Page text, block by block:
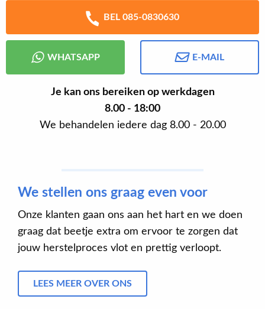
BEL 085-0830630
WHATSAPP E-MAIL
Je kan ons bereiken op werkdagen
8.00 - 18:00
We behandelen iedere dag 8.00 - 20.00
We stellen ons graag even voor
Onze klanten gaan ons aan het hart en we doen
graag dat beetje extra om ervoor te zorgen dat
jouw herstelproces vlot en prettig verloopt.
LEES MEER OVER ONS